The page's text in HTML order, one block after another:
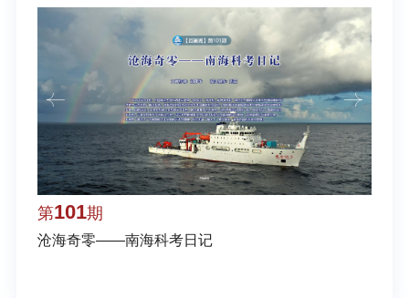
第101期
沧海奇零——南海科考日记